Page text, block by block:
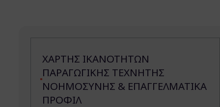
ΧΑΡΤΗΣ ΙΚΑΝΟΤΗΤΩΝ
ΠΑΡΑΓΩΓΙΚΗΣ ΤΕΧΝΗΤΗΣ
ΝΟΗΜΟΣΥΝΗΣ & ΕΠΑΓΓΕΛΜΑΤΙΚΑ
ΠΡΟΦΙΛ